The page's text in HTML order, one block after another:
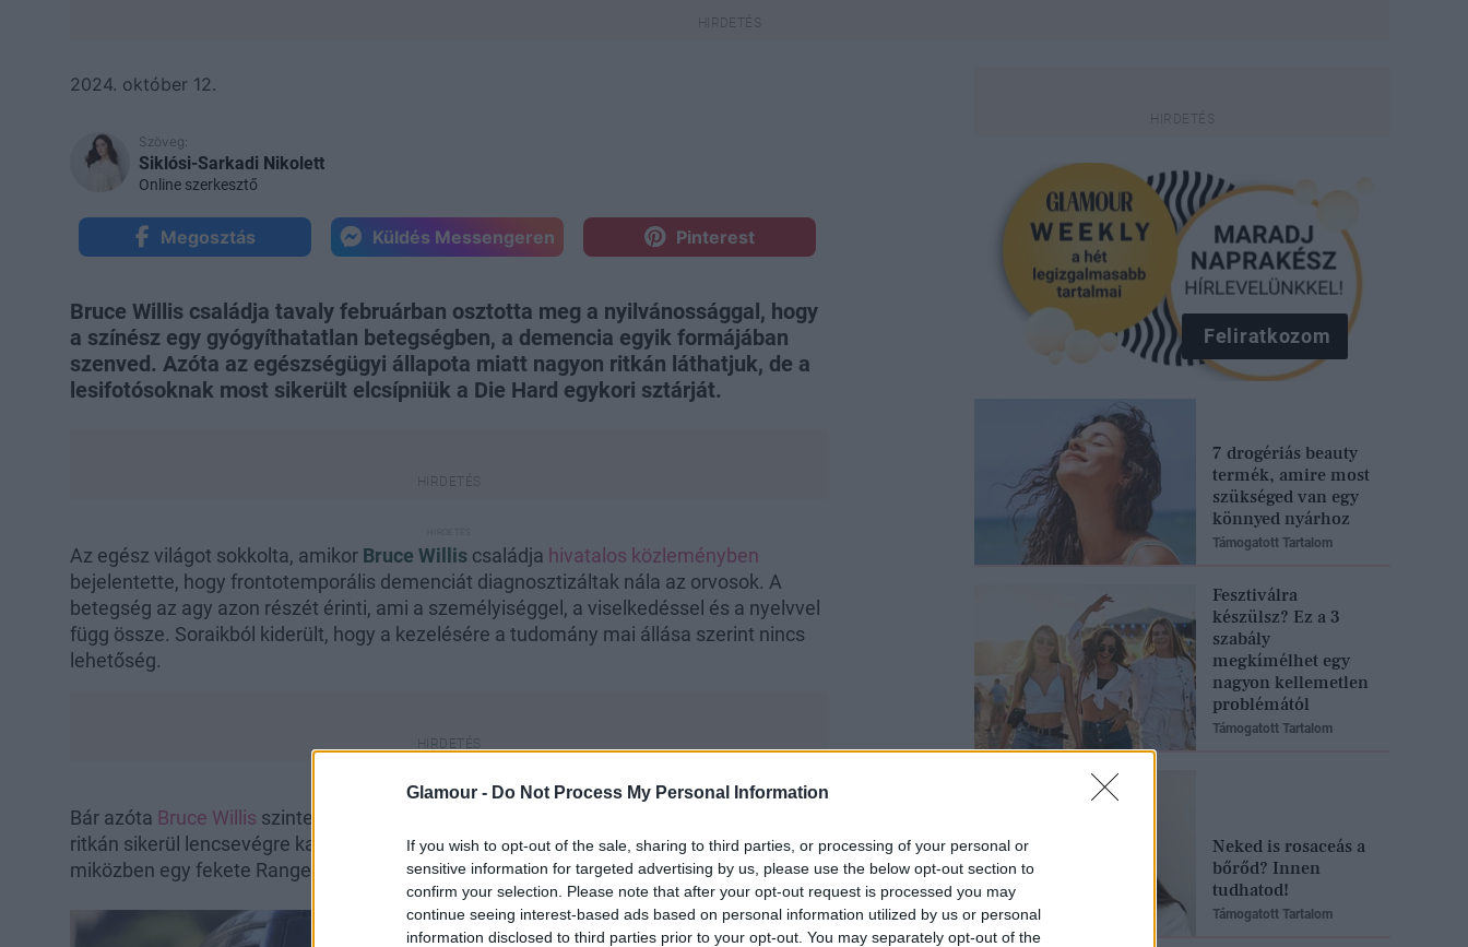
Glamour - Do Not Process My Personal Information
If you wish to opt-out of the sale, sharing to third parties, or processing of your personal or
sensitive information for targeted advertising by us, please use the below opt-out section to
confirm your selection. Please note that after your opt-out request is processed you may
continue seeing interest-based ads based on personal information utilized by us or personal
information disclosed to third parties prior to your opt-out. You may separately opt-out of the
2024. október 12.
Szöveg:
Siklósi-Sarkadi Nikolett
Online szerkesztő
Megosztás Küldés Messengeren Pinterest
Bruce Willis családja tavaly februárban osztotta meg a nyilvánossággal, hogy
a színész egy gyógyíthatatlan betegségben, a demencia egyik formájában
szenved. Azóta az egészségügyi állapota miatt nagyon ritkán láthatjuk, de a
lesifotósoknak most sikerült elcsípniük a Die Hard egykori sztárját.
Az egész világot sokkolta, amikor Bruce Willis családja hivatalos közleményben
bejelentette, hogy frontotemporális demenciát diagnosztizáltak nála az orvosok. A
betegség az agy azon részét érinti, ami a személyiséggel, a viselkedéssel és a nyelvvel
függ össze. Soraikból kiderült, hogy a kezelésére a tudomány mai állása szerint nincs
lehetőség.
Bár azóta Bruce Willis szinte teljesen eltűnt a nyilvánosság elől, a lesifotósoknak nagy
ritkán sikerül lencsevégre kapniuk. Legutóbb október 11-én készültek róla friss fotók,
miközben egy fekete Range Roverben utazott.
Feliratkozom
7 drogériás beauty
termék, amire most
szükséged van egy
könnyed nyárhoz
Támogatott Tartalom
Fesztiválra
készülsz? Ez a 3
szabály
megkímélhet egy
nagyon kellemetlen
problémától
Támogatott Tartalom
Neked is rosaceás a
bőrőd? Innen
tudhatod!
Támogatott Tartalom